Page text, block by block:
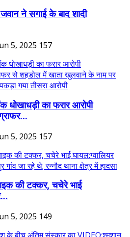
ने सगाई के बाद शादी
5, 2025 157
धोखाधड़ी का फरार आरोपी
5, 2025 157
की टक्कर, चचेरे भाई
5, 2025 149